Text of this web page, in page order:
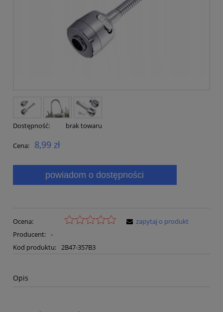
Dostępność: brak towaru
Cena: 8,99 zł
powiadom o dostępności
Ocena:
Producent: -
Kod produktu: 2B47-357B3
zapytaj o produkt
Opis